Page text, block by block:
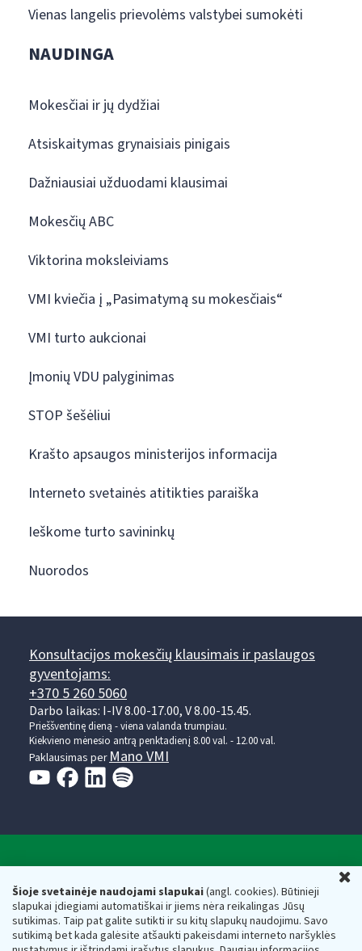
Šioje svetainėje naudojami slapukai(angl. cookies). Būtinieji
slapukai įdiegiami automatiškai ir jiems nėra reikalingas Jūsų
sutikimas. Taip pat galite sutikti ir su kitų slapukų naudojimu. Savo
sutikimą bet kada galėsite atšaukti pakeisdami interneto naršyklės
Vienas langelis prievolėms valstybei sumokėti
NAUDINGA
Mokesčiai ir jų dydžiai
Atsiskaitymas grynaisiais pinigais
Dažniausiai užduodami klausimai
Mokesčių ABC
Viktorina moksleiviams
VMI kviečia į „Pasimatymą su mokesčiais“
VMI turto aukcionai
Įmonių VDU palyginimas
STOP šešėliui
Krašto apsaugos ministerijos informacija
Interneto svetainės atitikties paraiška
Ieškome turto savininkų
Nuorodos
Konsultacijos mokesčių klausimais ir paslaugos
gyventojams:
+370 5 260 5060
Darbo laikas: I-IV 8.00-17.00, V 8.00-15.45.
Prieššventinę dieną - viena valanda trumpiau.
Kiekvieno mėnesio antrą penktadienį 8.00 val. - 12.00 val.
Paklausimas perMano VMI
Valstybinė mokesčių inspekcija prie Lietuvos
Respublikos finansų ministerijos
Biudžetinė įstaiga. Juridinio asmens kodas — 188659752,
adresas: Vasario 16-osios g. 14, 01107 Vilnius, Lietuva, el.paštas:
vmi@vmi.lt , E. pristatymo dėžutės adresas 188659752